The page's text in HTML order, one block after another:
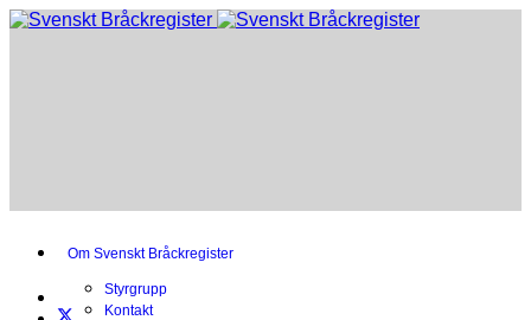
Om Svenskt Bråckregister
Styrgrupp
Kontakt